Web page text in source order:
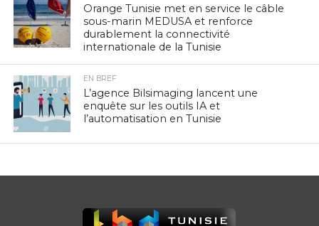
Orange Tunisie met en service le câble
sous-marin MEDUSA et renforce
durablement la connectivité
internationale de la Tunisie
EN BREF
L’agence Bilsimaging lancent une
enquête sur les outils IA et
l’automatisation en Tunisie